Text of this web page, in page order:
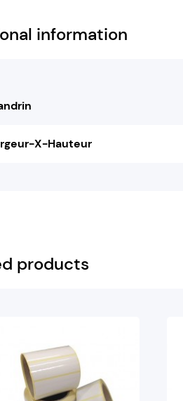
information
X-Hauteur
products